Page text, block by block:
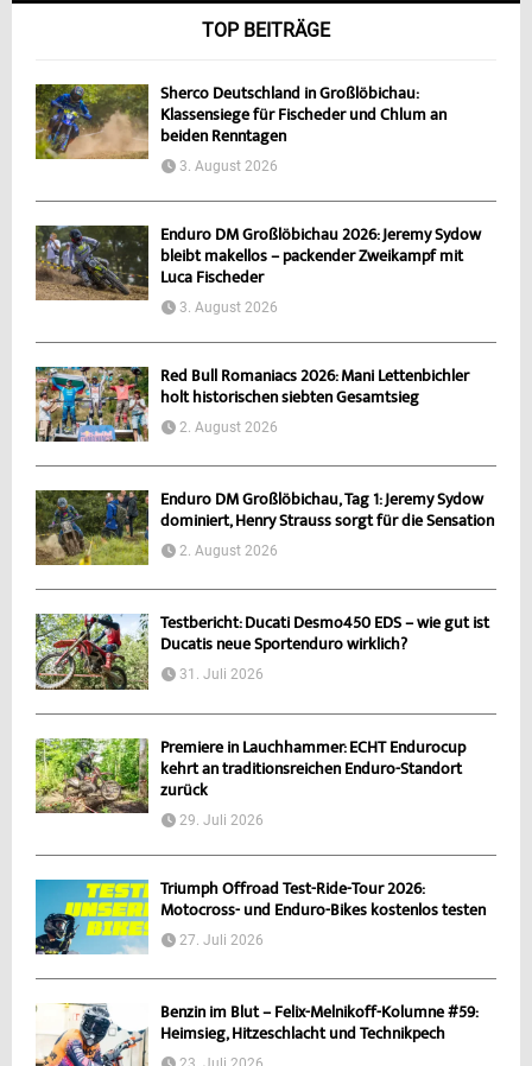
TOP BEITRÄGE
Sherco Deutschland in Großlöbichau:
Klassensiege für Fischeder und Chlum an
beiden Renntagen
3. August 2026
Enduro DM Großlöbichau 2026: Jeremy Sydow
bleibt makellos – packender Zweikampf mit
Luca Fischeder
3. August 2026
Red Bull Romaniacs 2026: Mani Lettenbichler
holt historischen siebten Gesamtsieg
2. August 2026
Enduro DM Großlöbichau, Tag 1: Jeremy Sydow
dominiert, Henry Strauss sorgt für die Sensation
2. August 2026
Testbericht: Ducati Desmo450 EDS – wie gut ist
Ducatis neue Sportenduro wirklich?
31. Juli 2026
Premiere in Lauchhammer: ECHT Endurocup
kehrt an traditionsreichen Enduro-Standort
zurück
29. Juli 2026
Triumph Offroad Test-Ride-Tour 2026:
Motocross- und Enduro-Bikes kostenlos testen
27. Juli 2026
Benzin im Blut – Felix-Melnikoff-Kolumne #59:
Heimsieg, Hitzeschlacht und Technikpech